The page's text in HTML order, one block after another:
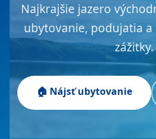
Najkrajšie jazero
ubytovanie, podujatia
zážitky.
🏠 Nájsť ubytovanie